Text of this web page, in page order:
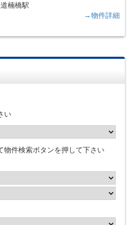
楠橋駅
→物件詳細
い
物件検索ボタンを押して下さい